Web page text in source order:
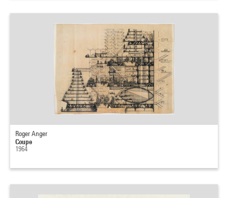
Roger Anger
Coupe
1964